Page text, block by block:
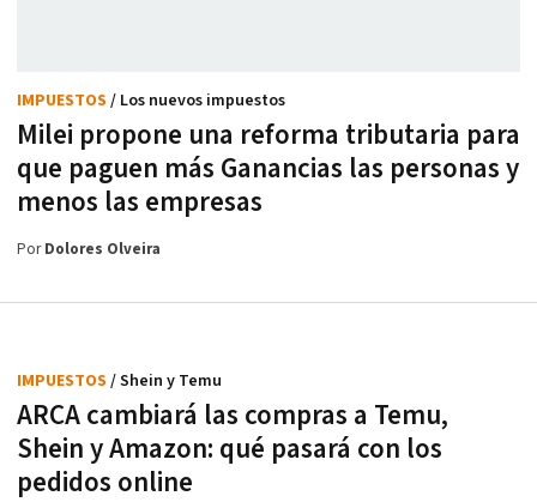
Milei propone una reforma tributaria para
que paguen más Ganancias las personas y
menos las empresas
IMPUESTOS / Los nuevos impuestos
PorDolores Olveira
ARCA cambiará las compras a Temu,
Shein y Amazon: qué pasará con los
pedidos online
IMPUESTOS / Shein y Temu